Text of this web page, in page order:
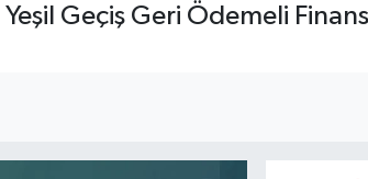
Yeşil Geçiş Geri Ödemeli